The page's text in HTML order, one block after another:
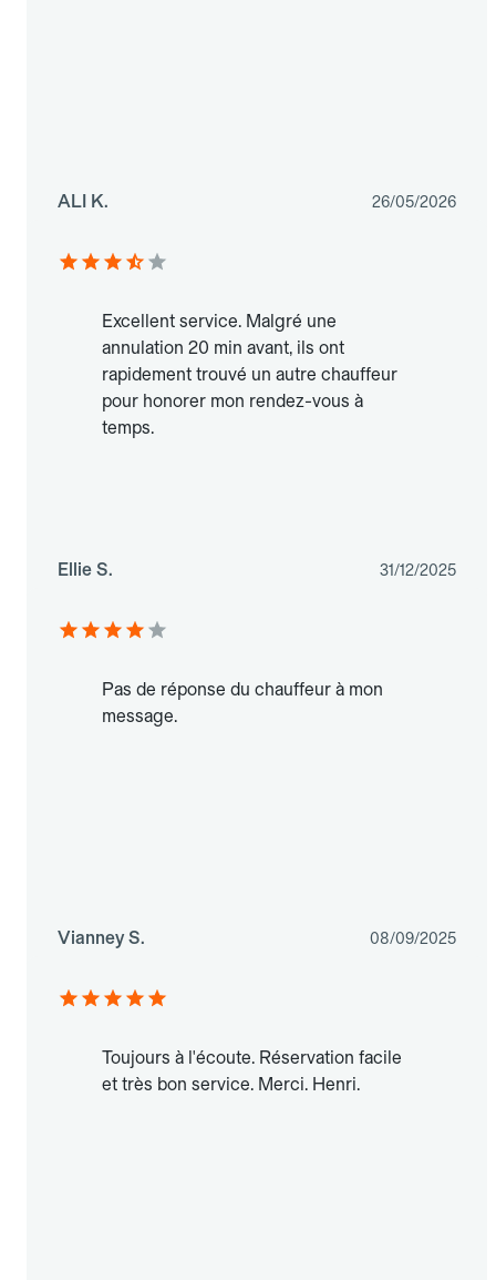
ALI K. 26/05/2026
Excellent service. Malgré une
annulation 20 min avant, ils ont
rapidement trouvé un autre chauffeur
pour honorer mon rendez-vous à
temps.
Ellie S. 31/12/2025
Pas de réponse du chauffeur à mon
message.
Vianney S. 08/09/2025
Toujours à l'écoute. Réservation facile
et très bon service. Merci. Henri.